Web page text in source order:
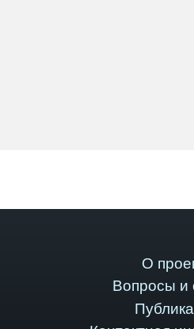
О
Вопросы и